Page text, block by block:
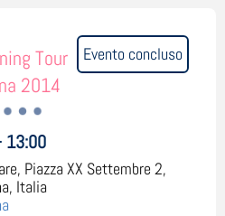
Evento concluso
Tour
2014
13:00
Piazza XX Settembre 2,
Italia